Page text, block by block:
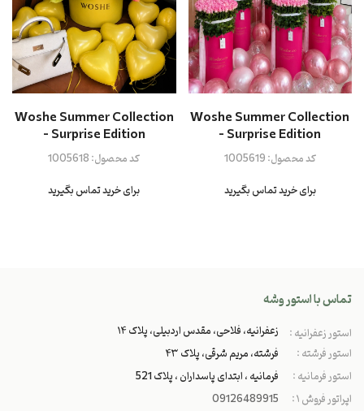
Woshe Summer Collection
- Surprise Edition
برای خرید تماس بگیرید
کد محصول:1005619
Woshe Summer Collection
- Surprise Edition
برای خرید تماس بگیرید
کد محصول:1005618
تماس با استور وشه
استور زعفرانیه : زعفرانیه، فلاحی، مقدس اردبیلی، پلاک ۱۴
استور فرشته :
فرشته، مریم شرقی، پلاک ۴۳
استور فرمانیه :
فرمانیه ، ابتدای پاسداران ، پلاک 521
اپراتور فروش ۱ :
09126489915